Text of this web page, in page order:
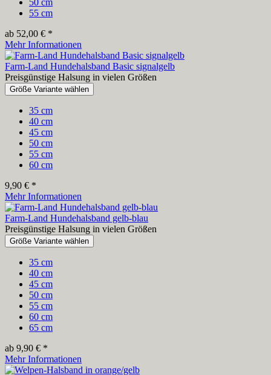
50 cm
55 cm
ab 52,00 € *
Mehr Informationen
Farm-Land Hundehalsband Basic signalgelb
Preisgünstige Halsung in vielen Größen
Größe Variante wählen
35 cm
40 cm
45 cm
50 cm
55 cm
60 cm
9,90 € *
Mehr Informationen
Farm-Land Hundehalsband gelb-blau
Preisgünstige Halsung in vielen Größen
Größe Variante wählen
35 cm
40 cm
45 cm
50 cm
55 cm
60 cm
65 cm
ab 9,90 € *
Mehr Informationen